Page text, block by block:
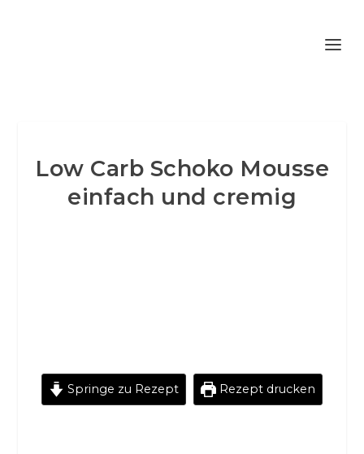
Low Carb Schoko Mousse
einfach und cremig
Springe zu Rezept Rezept drucken